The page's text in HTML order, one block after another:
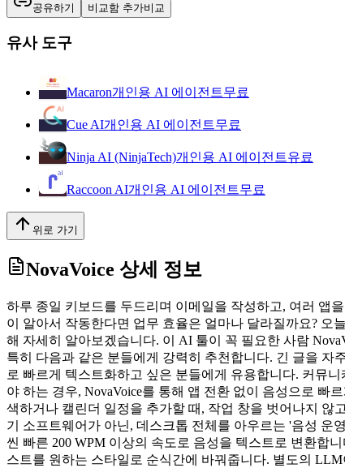
공유하기 비교함 추가비교
유사 도구
Macaron개인용 AI 에이전트무료
Cue AI개인용 AI 에이전트무료
Ninja AI (NinjaTech)개인용 AI 에이전트유료
Raccoon AI개인용 AI 에이전트무료
위로 가기
NovaVoice 상세 정보
하루 종일 키보드를 두드리며 이메일을 작성하고, 여러 앱
이 알아서 작동한다면 업무 효율은 얼마나 달라질까요? 오
해 자세히 알아보겠습니다. 이 AI 툴이 꼭 필요한 사람
특히 다음과 같은 분들에게 강력히 추천합니다. 긴 글을 자
로 빠르게 텍스트화하고 싶은 분들에게 유용합니다. 커뮤
야 하는 경우, NovaVoice를 통해 앱 전환 없이 음성으로 빠
색하거나 캘린더 일정을 추가할 때, 작업 창을 벗어나지 않
기 소프트웨어가 아닌, 데스크톱 전체를 아우르는 '음성 운
씬 빠른 200 WPM 이상의 속도로 음성을 텍스트로 변환합
스트를 원하는 스타일로 순식간에 바꿔줍니다. 별도의